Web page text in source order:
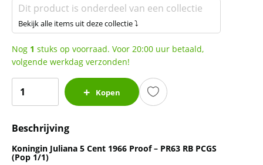
Dit product is onderdeel van een collectie
Bekijk alle items uit deze collectie ⤵
Nog 1 stuks op voorraad. Voor 20:00 uur betaald,
volgende werkdag verzonden!
Juliana
cent
1966
proof
Kopen
Beschrijving
Koningin Juliana 5 Cent 1966 Proof – PR63 RB PCGS
(Pop 1/1)